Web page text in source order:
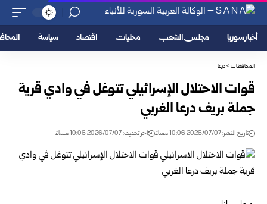
أخبار سوريا مجلس الشعب محليات اقتصاد سياسة
المحافظات>درعا
قوات الاحتلال الإسرائيلي تتوغل في وادي قرية
جملة بريف درعا الغربي
تاريخ النشر: 2026/07/07 10:06 مساءً اخر تحديث: 2026/07/07 10:06 مساءً